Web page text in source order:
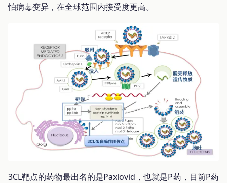
怕病毒变异，在全球范围内接受度更高。
3CL靶点的药物最出名的是Paxlovid，也就是P药，目前P药